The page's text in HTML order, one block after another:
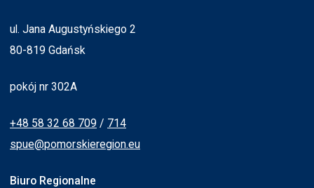
ul. Jana Augustyńskiego 2
80-819 Gdańsk
pokój nr 302A
+48 58 32 68 709 / 714
spue@pomorskieregion.eu
Biuro Regionalne